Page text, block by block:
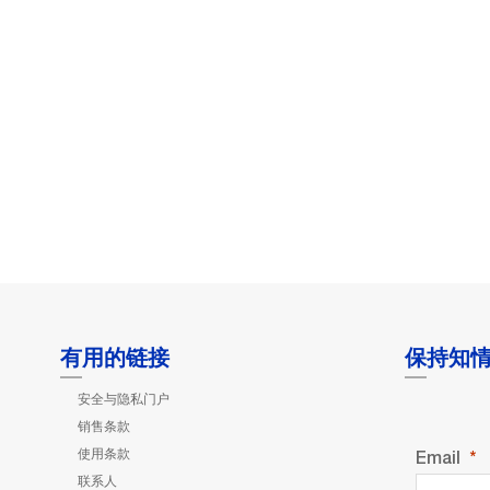
有用的链接
安全与隐私门户
销售条款
使用条款
联系人
保持知
Email